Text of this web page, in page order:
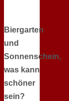
Biergarten
und
Sonnenschein,
was kann
schöner
sein?